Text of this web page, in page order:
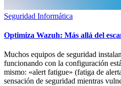
Seguridad Informática
Optimiza Wazuh: Más allá del
Muchos equipos de seguridad
funcionando con la configuración
mismo: «alert fatigue» (fatiga de
sensación de seguridad mientras